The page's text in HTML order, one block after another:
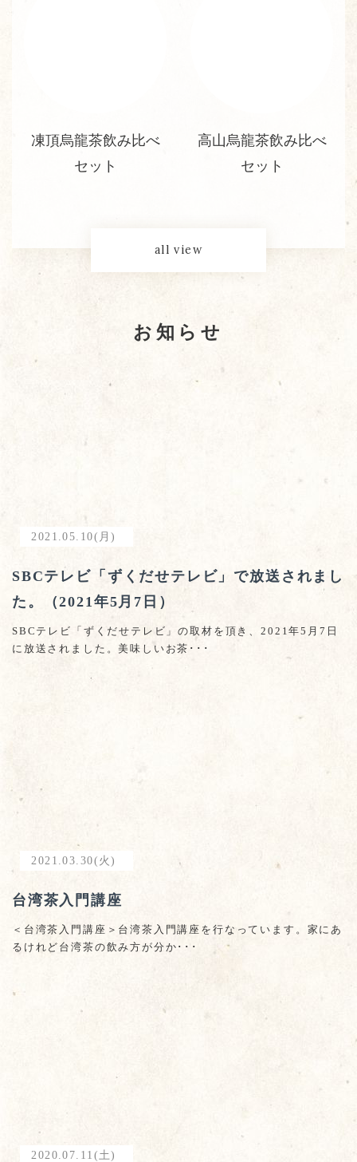
高山烏龍茶飲み比べ
セット
阿里山茶飲み比べ
ット
all view
お知らせ
2021.05.10(月)
SBCテレビ「ずくだせテレビ」で放送されまし
た。（2021年5月7日）
SBCテレビ「ずくだせテレビ」の取材を頂き、2021年5月7日
に放送されました。美味しいお茶･･･
2021.03.30(火)
台湾茶入門講座
＜台湾茶入門講座＞台湾茶入門講座を行なっています。家にあ
るけれど台湾茶の飲み方が分か･･･
2020.07.11(土)